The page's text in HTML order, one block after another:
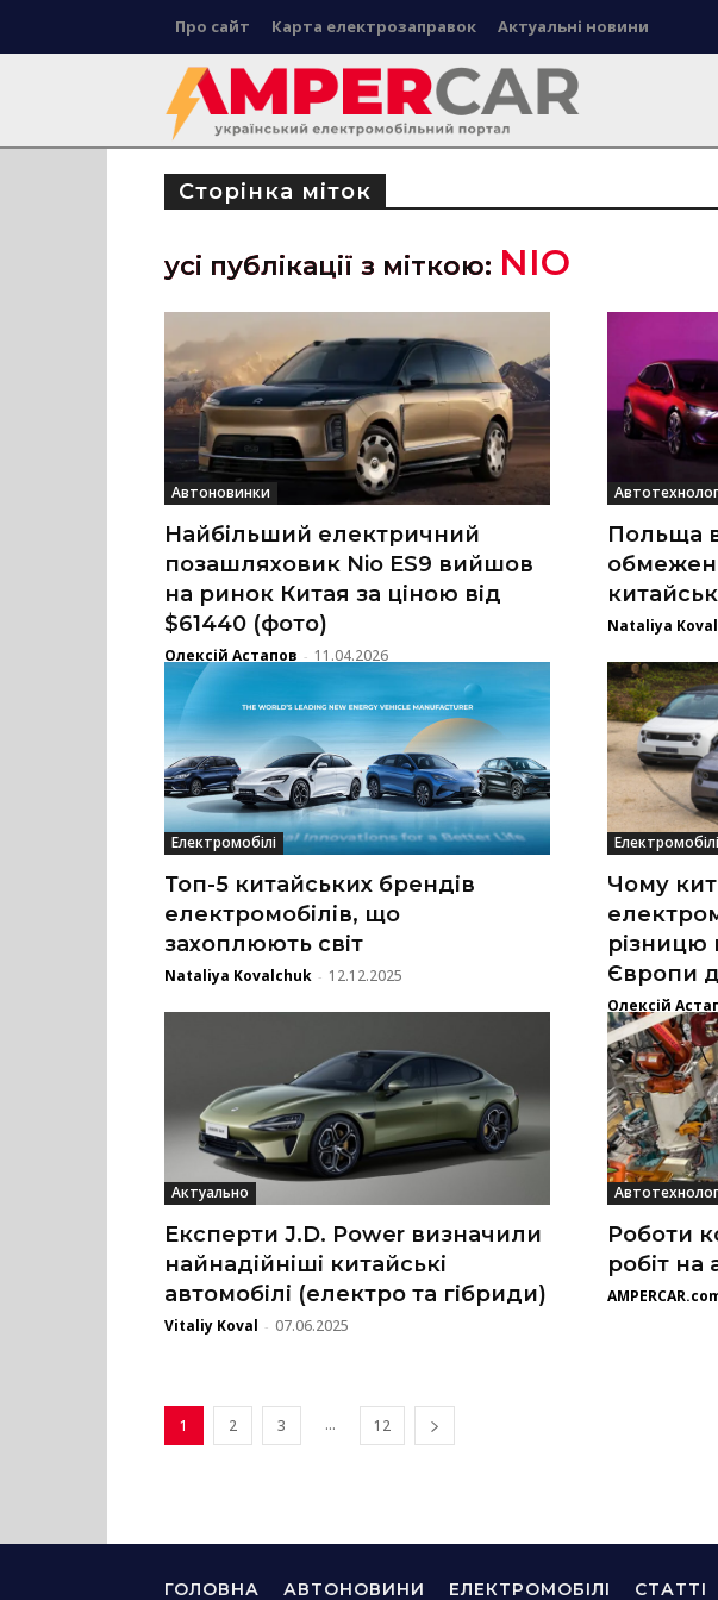
Про сайт Карта електрозаправок Актуальні новини
Сторінка міток
усі публікації з міткою: NIO
Автоновинки
Найбільший електричний
позашляховик Nio ES9 вийшов
на ринок Китая за ціною від
$61440 (фото)
Олексій Астапов - 11.04.2026
Польща
Nataliya
Електромобілі
Топ-5 китайських брендів
електромобілів, що
захоплюють світ
Nataliya Kovalchuk - 12.12.2025
Електромобілі
Чому
різницю
Європи
Олексій
Актуально
Експерти J.D. Power визначили
найнадійніші китайські
автомобілі (електро та гібриди)
Vitaliy Koval - 07.06.2025
Роботи
робіт на
1 2 3 ... 12
ГОЛОВНА АВТОНОВИНИ ЕЛЕКТРОМОБІЛІ СТАТТІ